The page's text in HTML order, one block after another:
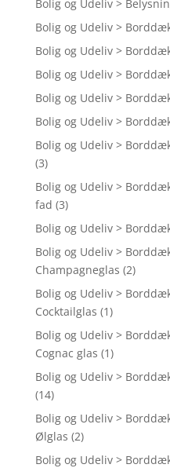
Bolig og Udeliv >
Bolig og Udeliv >
Bolig og Udeliv >
Bolig og Udeliv >
Bolig og Udeliv >
Bolig og Udeliv >
Bolig og Udeliv >
(3)
Bolig og Udeliv >
fad (3)
Bolig og Udeliv >
Bolig og Udeliv >
Champagneglas (2)
Bolig og Udeliv >
Cocktailglas (1)
Bolig og Udeliv >
Cognac glas (1)
Bolig og Udeliv >
(14)
Bolig og Udeliv >
Ølglas (2)
Bolig og Udeliv >